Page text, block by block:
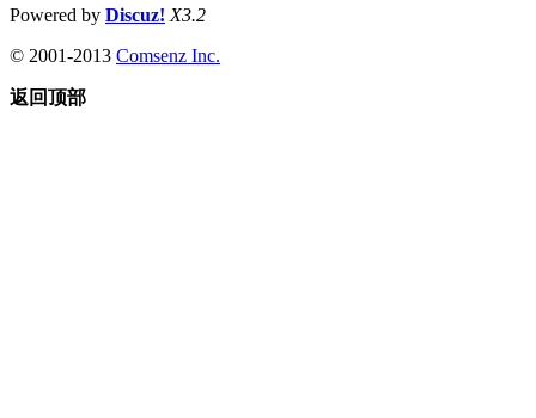
Powered by Discuz! X3.2
© 2001-2013 Comsenz Inc.
返回顶部